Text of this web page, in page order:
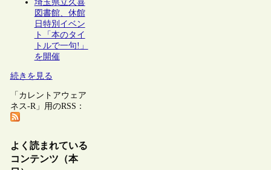
埼玉県立久喜
図書館、休館
日特別イベン
ト「本のタイ
トルで一句!」
を開催
続きを見る
「カレントアウェア
ネス-R」用のRSS：
よく読まれている
コンテンツ（本